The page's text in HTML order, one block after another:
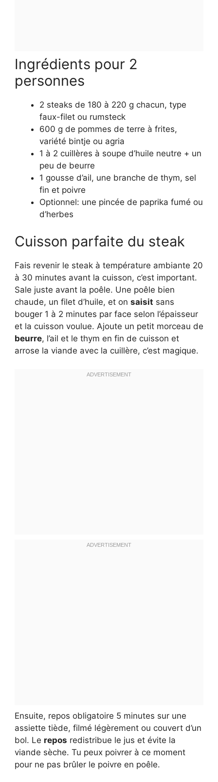
Ingrédients pour 2
personnes
2 steaks de 180 à 220 g chacun, type
faux-filet ou rumsteck
600 g de pommes de terre à frites,
variété bintje ou agria
1 à 2 cuillères à soupe d’huile neutre + un
peu de beurre
1 gousse d’ail, une branche de thym, sel
fin et poivre
Optionnel: une pincée de paprika fumé ou
d’herbes
Cuisson parfaite du steak
Fais revenir le steak à température ambiante 20
à 30 minutes avant la cuisson, c’est important.
Sale juste avant la poêle. Une poêle bien
chaude, un filet d’huile, et on saisit sans
bouger 1 à 2 minutes par face selon l’épaisseur
et la cuisson voulue. Ajoute un petit morceau de
beurre, l’ail et le thym en fin de cuisson et
arrose la viande avec la cuillère, c’est magique.
Ensuite, repos obligatoire 5 minutes sur une
assiette tiède, filmé légèrement ou couvert d’un
bol. Le repos redistribue le jus et évite la
viande sèche. Tu peux poivrer à ce moment
pour ne pas brûler le poivre en poêle.